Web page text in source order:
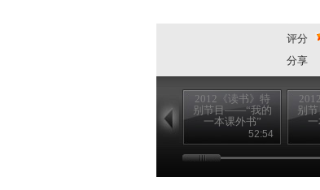
评分
分享
2012《读书》特
别节目——“我的
一本课外书”
2012082652:54
别
一